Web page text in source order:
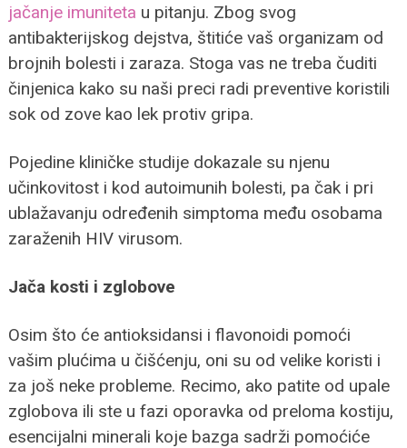
jačanje imuniteta u pitanju. Zbog svog
antibakterijskog dejstva, štitiće vaš organizam od
brojnih bolesti i zaraza. Stoga vas ne treba čuditi
činjenica kako su naši preci radi preventive koristili
sok od zove kao lek protiv gripa.
Pojedine kliničke studije dokazale su njenu
učinkovitost i kod autoimunih bolesti, pa čak i pri
ublažavanju određenih simptoma među osobama
zaraženih HIV virusom.
Jača kosti i zglobove
Osim što će antioksidansi i flavonoidi pomoći
vašim plućima u čišćenju, oni su od velike koristi i
za još neke probleme. Recimo, ako patite od upale
zglobova ili ste u fazi oporavka od preloma kostiju,
esencijalni minerali koje bazga sadrži pomoćiće